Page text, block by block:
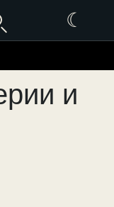
☾
и